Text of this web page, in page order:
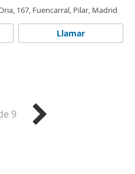
167, Fuencarral, Pilar, Madrid
Llamar
9